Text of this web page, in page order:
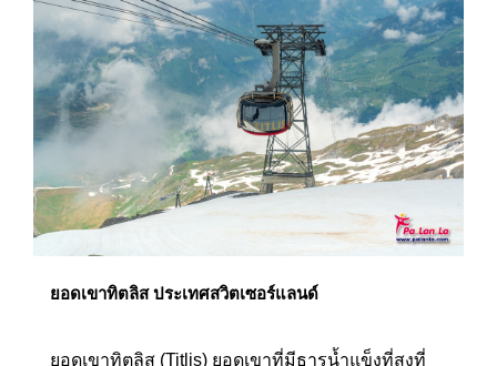
ยอดเขาทิตลิส ประเทศสวิตเซอร์แลนด์
ยอดเขาทิตลิส (Titlis) ยอดเขาที่มีธารน้ำแข็งที่สูงที่